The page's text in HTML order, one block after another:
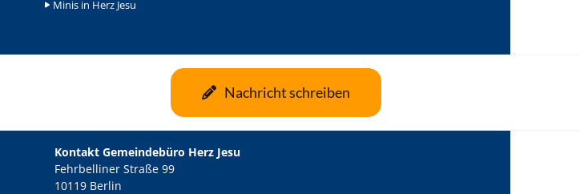
Minis in Herz Jesu
Nachricht schreiben
Kontakt Gemeindebüro Herz Jesu
Fehrbelliner Straße 99
10119 Berlin